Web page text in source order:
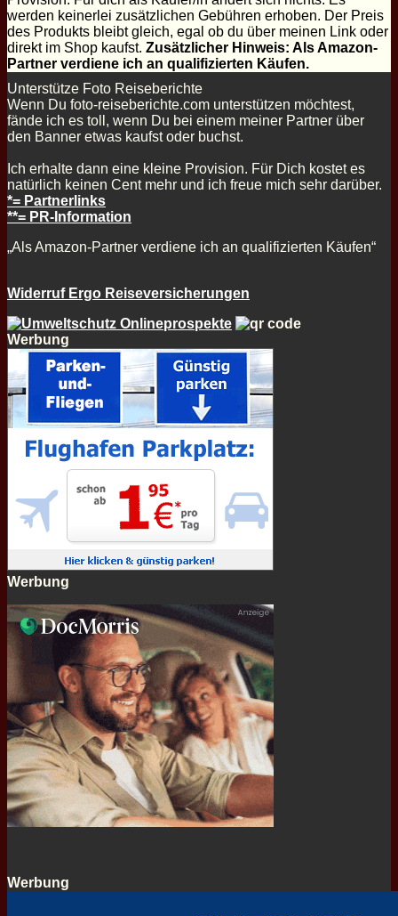
werden keinerlei zusätzlichen Gebühren erhoben. Der Preis
des Produkts bleibt gleich, egal ob du über meinen Link oder
direkt im Shop kaufst. Zusätzlicher Hinweis: Als Amazon-
Partner verdiene ich an qualifizierten Käufen.
Unterstütze Foto Reiseberichte
Wenn Du foto-reiseberichte.com unterstützen möchtest,
fände ich es toll, wenn Du bei einem meiner Partner über
den Banner etwas kaufst oder buchst.
Ich erhalte dann eine kleine Provision. Für Dich kostet es
natürlich keinen Cent mehr und ich freue mich sehr darüber.
*= Partnerlinks
**= PR-Information
„Als Amazon-Partner verdiene ich an qualifizierten Käufen“
Widerruf Ergo Reiseversicherungen
Werbung
Werbung
Werbung